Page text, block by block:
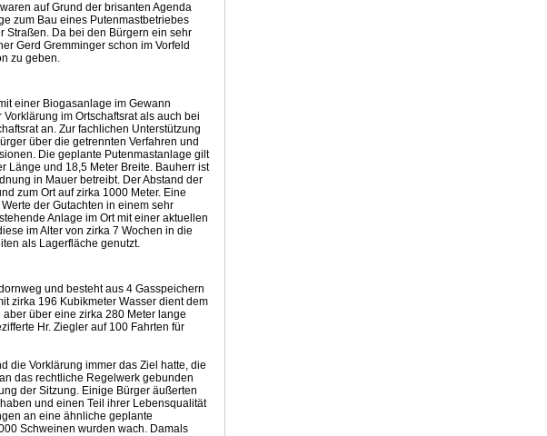
auf Grund der brisanten Agenda
zum Bau eines Putenmastbetriebes
Straßen. Da bei den Bürgern ein sehr
Gerd Gremminger schon im Vorfeld
zu geben.
einer Biogasanlage im Gewann
im Ortschaftsrat als auch bei
an. Zur fachlichen Unterstützung
über die getrennten Verfahren und
Die geplante Putenmastanlage gilt
Länge und 18,5 Meter Breite. Bauherr ist
in Mauer betreibt. Der Abstand der
zum Ort auf zirka 1000 Meter. Eine
der Gutachten in einem sehr
Anlage im Ort mit einer aktuellen
im Alter von zirka 7 Wochen in die
als Lagerfläche genutzt.
und besteht aus 4 Gasspeichern
zirka 196 Kubikmeter Wasser dient dem
über eine zirka 280 Meter lange
Hr. Ziegler auf 100 Fahrten für
die Vorklärung immer das Ziel hatte, die
das rechtliche Regelwerk gebunden
der Sitzung. Einige Bürger äußerten
und einen Teil ihrer Lebensqualität
an eine ähnliche geplante
Schweinen wurden wach. Damals